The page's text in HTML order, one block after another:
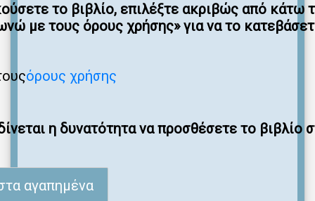
το βιβλίο, επιλέξτε ακριβώς από κάτω
με τους όρους χρήσης» για να το
όρους χρήσης
η δυνατότητα να προσθέσετε το βιβλίο
αγαπημένα